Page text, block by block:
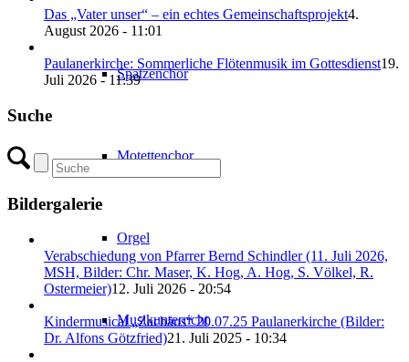
Spatzenchor
Motettenchor
Orgel
Musikunterricht
Das „Vater unser“ – ein echtes Gemeinschaftsprojekt4.
August 2026 - 11:01
Paulanerkirche: Sommerliche Flötenmusik im Gottesdienst19.
Juli 2026 - 11:39
Suche
Bildergalerie
Verabschiedung von Pfarrer Bernd Schindler (11. Juli 2026,
MSH, Bilder: Chr. Maser, K. Hog, A. Hog, S. Völkel, R.
Ostermeier)12. Juli 2026 - 20:54
Kindermusical „Zachäus“ 20.07.25 Paulanerkirche (Bilder:
Dr. Alfons Götzfried)21. Juli 2025 - 10:34